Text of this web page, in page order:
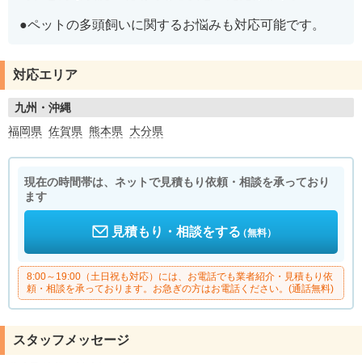
●ペットの多頭飼いに関するお悩みも対応可能です。
対応エリア
九州・沖縄
福岡県 佐賀県 熊本県 大分県
現在の時間帯は、ネットで見積もり依頼・相談を承っており
ます
見積もり・相談をする（無料）
8:00～19:00（土日祝も対応）には、お電話でも業者紹介・見積もり依
頼・相談を承っております。お急ぎの方はお電話ください。(通話無料)
スタッフメッセージ